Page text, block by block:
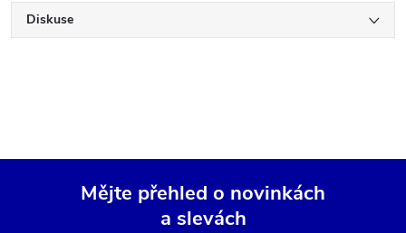
Diskuse
Mějte přehled o novinkách
a slevách